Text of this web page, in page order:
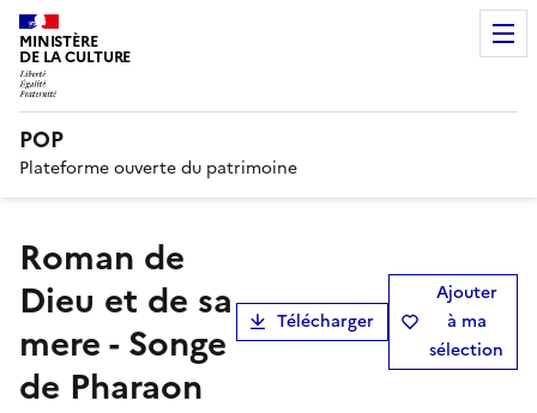
MINISTÈRE
DE LA CULTURE
POP
Plateforme ouverte du patrimoine
Roman de
Dieu et de sa
mere - Songe
de Pharaon
Télécharger
Ajouter
à ma
sélection